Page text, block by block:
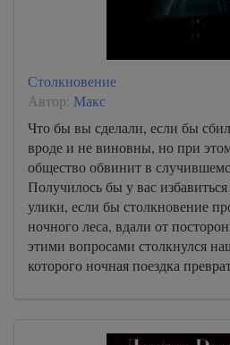
Столкновение
Автор: Макс
Что бы вы сделали, если бы
вроде и не виновны, но при
общество обвинит в
Получилось бы у вас
улики, если бы столкновение
ночного леса, вдали от
этими вопросами столкнулся
которого ночная поездка